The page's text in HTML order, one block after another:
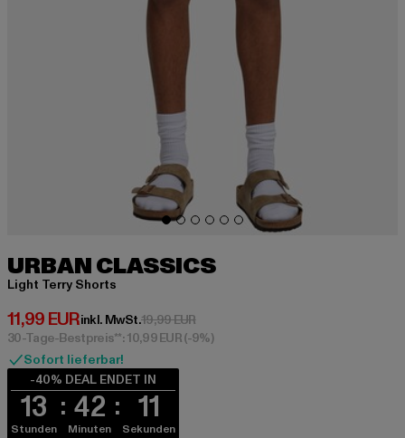
URBAN CLASSICS
Light Terry Shorts
11,99 EUR
Derzeitiger Preis: 11,99 EUR
inkl. MwSt.19,99 EURAktionspreis: 19,99 EUR
30-Tage-Bestpreis**: 10,99 EUR(-9%)
Sofort lieferbar!
-40% DEAL ENDET IN
13
Stunden
42
Minuten
11
Sekunden